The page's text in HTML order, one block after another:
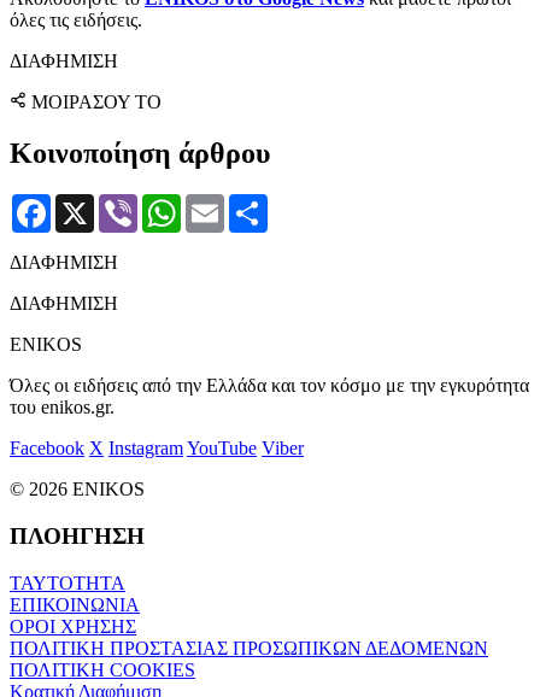
όλες τις ειδήσεις.
ΔΙΑΦΗΜΙΣΗ
ΜΟΙΡΑΣΟΥ ΤΟ
Κοινοποίηση άρθρου
Facebook
X Viber WhatsApp
Email
ΔΙΑΦΗΜΙΣΗ
ΔΙΑΦΗΜΙΣΗ
ENIKOS
Όλες οι ειδήσεις από την Ελλάδα και τον κόσμο με την εγκυρότητα
του enikos.gr.
Facebook X InstagramYouTube Viber
© 2026 ENIKOS
ΠΛΟΗΓΗΣΗ
ΤΑΥΤΟΤΗΤΑ
ΕΠΙΚΟΙΝΩΝΙΑ
ΟΡΟΙ ΧΡΗΣΗΣ
ΠΟΛΙΤΙΚΗ ΠΡΟΣΤΑΣΙΑΣ ΠΡΟΣΩΠΙΚΩΝ ΔΕΔΟΜΕΝΩΝ
ΠΟΛΙΤΙΚΗ COOKIES
Κρατική Διαφήμιση